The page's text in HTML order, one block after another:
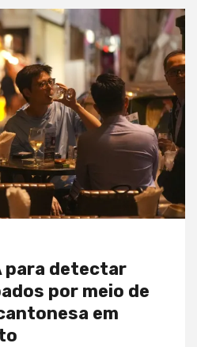
para detectar
por meio de
em